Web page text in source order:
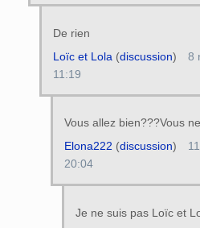
De rien
Loïc et Lola (discussion)
8
11:19
Vous allez bien???Vous
Elona222 (discussion)
20:04
Je ne suis pas Loïc et